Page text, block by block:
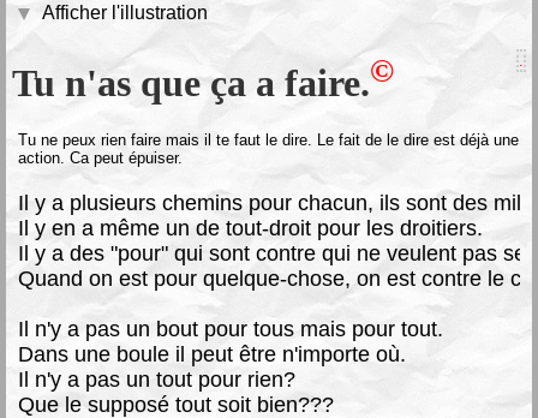
Afficher l'illustration
.
Tu n'as que ça a faire.©
Tu ne peux rien faire mais il te faut le dire. Le fait de le dire est déjà une
action. Ca peut épuiser.
Il y a plusieurs chemins pour chacun, ils sont des
Il y en a même un de tout-droit pour les droitiers.
Il y a des "pour" qui sont contre qui ne veulent pas se
Quand on est pour quelque-chose, on est contre le
Il n'y a pas un bout pour tous mais pour tout.
Dans une boule il peut être n'importe où.
Il n'y a pas un tout pour rien?
Que le supposé tout soit bien???